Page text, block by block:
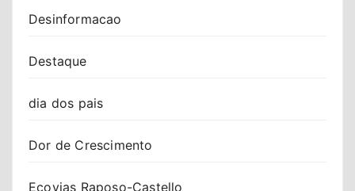
Desinformacao
Destaque
dia dos pais
Dor de Crescimento
Ecovias Raposo-Castello